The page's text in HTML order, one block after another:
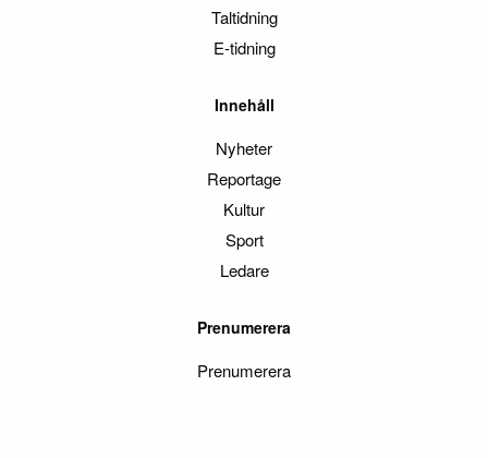
Taltidning
E-tidning
Innehåll
Nyheter
Reportage
Kultur
Sport
Ledare
Prenumerera
Prenumerera